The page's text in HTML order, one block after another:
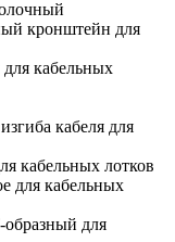
кронштейн для
кабельных
кабеля для
кабельных лотков
для кабельных
для